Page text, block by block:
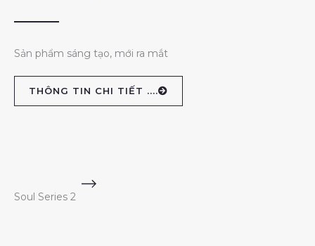
Sản phẩm sáng tạo, mới ra mắt
THÔNG TIN CHI TIẾT ....
Soul Series 2